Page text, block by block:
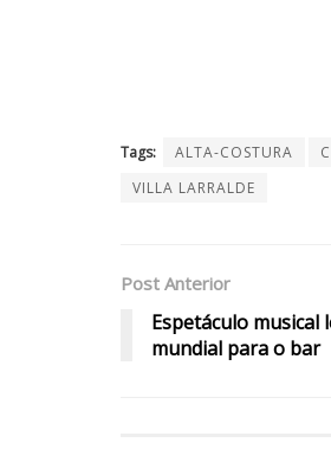
Tags: ALTA-COSTURA
VILLA LARRALDE
Post Anterior
Espetáculo musical
mundial para o bar